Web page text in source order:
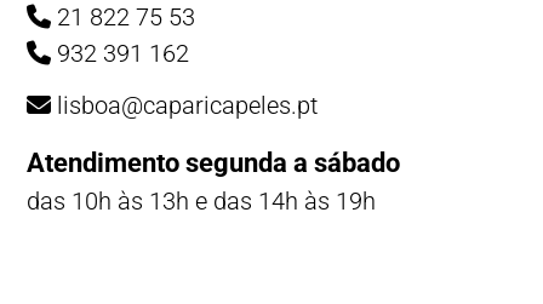
21 822 75 53
932 391 162
lisboa@caparicapeles.pt
Atendimento segunda a sábado
das 10h às 13h e das 14h às 19h